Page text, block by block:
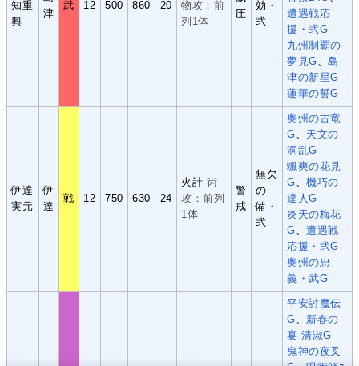
知重
興
津
武 12 500 860 20
物攻：前
列1体
圧
効・
弐
遭遇戦応
援・弐G
九州制覇の
夢見G、島
津の新星G
蓮華の誓G
伊達
実元
伊
達
戦 12 750 630 24
火計 術
攻：前列
1体
警
戒
無欠
の
備・
弐
奥州の古竜
G、 天文の
洞乱G
颯爽の花見
G、機巧の
達人G
炎天の梅花
G、遭遇戦
応援・弐G
奥州の忠
義・武G
平安討魔伝
G、 新春の
宴 清淑G
鬼神の夜叉